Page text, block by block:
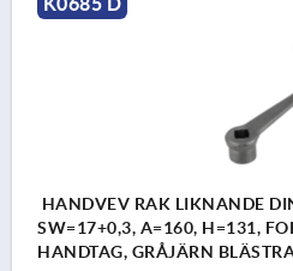
HANDVEV RAK LIKNANDE
SW=17+0,3, A=160, H=131,
HANDTAG, GRÅJÄRN